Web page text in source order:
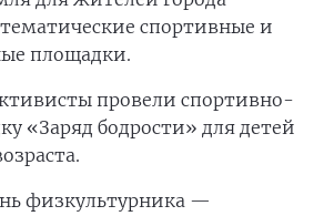
спортивные и
площадки.
провели спортивно-
«Заряд бодрости» для детей
физкультурника —